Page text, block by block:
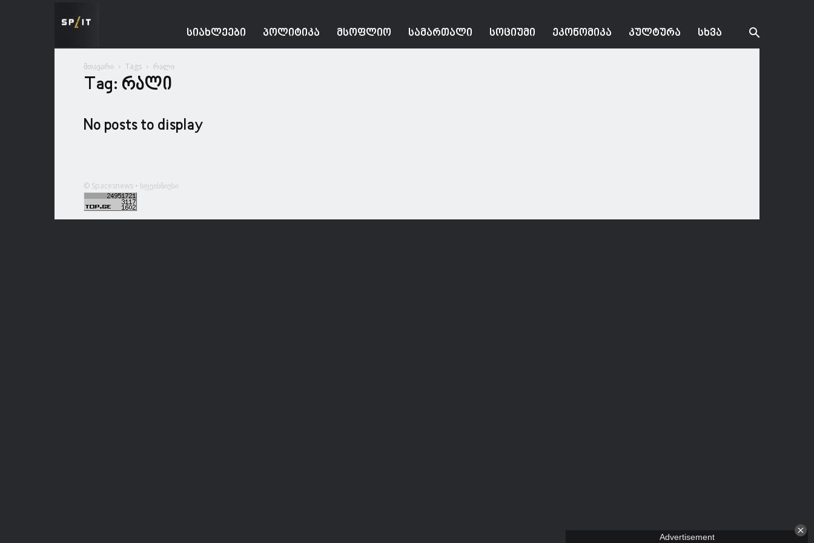
ᲡᲘᲐᲮᲚᲔᲔᲑᲘ ᲞᲝᲚᲘᲢᲘᲙᲐ ᲛᲡᲝᲤᲚᲘᲝ ᲡᲐᲛᲐᲠᲗᲐᲚᲘ ᲡᲝᲪᲘᲣᲛᲘ ᲔᲙᲝᲜᲝᲛᲘᲙᲐ ᲙᲣᲚᲢᲣᲠᲐ ᲡᲮᲕᲐ
მთავარი Tags რალი
Tag: რალი
No posts to display
© Spacesnews • სფეისნიუსი